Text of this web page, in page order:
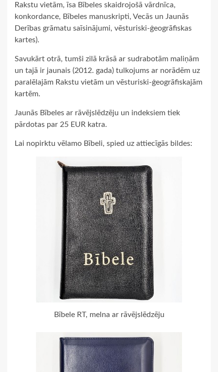
Rakstu vietām, īsa Bībeles skaidrojošā vārdnīca,
konkordance, Bībeles manuskripti, Vecās un Jaunās
Derības grāmatu saīsinājumi, vēsturiski-ģeogrāfiskas
kartes).
Savukārt otrā, tumši zilā krāsā ar sudrabotām maliņām
un tajā ir jaunais (2012. gada) tulkojums ar norādēm uz
paralēlajām Rakstu vietām un vēsturiski-ģeogrāfiskajām
kartēm.
Jaunās Bībeles ar rāvējslēdzēju un indeksiem tiek
pārdotas par 25 EUR katra.
Lai nopirktu vēlamo Bībeli, spied uz attiecīgās bildes:
Bībele RT, melna ar rāvējslēdzēju